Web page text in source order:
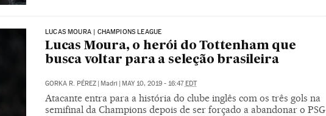
LUCAS MOURA | CHAMPIONS LEAGUE
Lucas Moura, o herói do Tottenham que
busca voltar para a seleção brasileira
GORKA R. PÉREZ | Madri | MAY 10, 2019 - 16:47EDT
Atacante entra para a história do clube inglês com os três gols na
semifinal da Champions depois de ser forçado a abandonar o PSG